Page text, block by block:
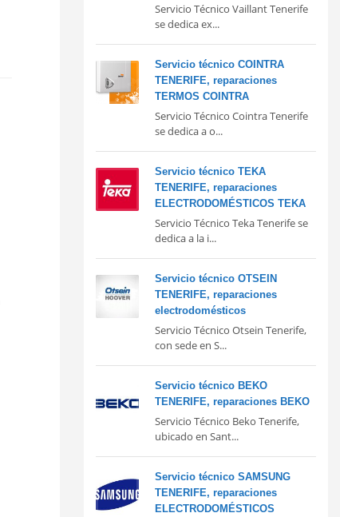
Servicio Técnico Vaillant Tenerife
se dedica ex...
Servicio técnico COINTRA
TENERIFE, reparaciones
TERMOS COINTRA
Servicio Técnico Cointra Tenerife
se dedica a o...
Servicio técnico TEKA
TENERIFE, reparaciones
ELECTRODOMÉSTICOS TEKA
Servicio Técnico Teka Tenerife se
dedica a la i...
Servicio técnico OTSEIN
TENERIFE, reparaciones
electrodomésticos
Servicio Técnico Otsein Tenerife,
con sede en S...
Servicio técnico BEKO
TENERIFE, reparaciones BEKO
Servicio Técnico Beko Tenerife,
ubicado en Sant...
Servicio técnico SAMSUNG
TENERIFE, reparaciones
ELECTRODOMÉSTICOS